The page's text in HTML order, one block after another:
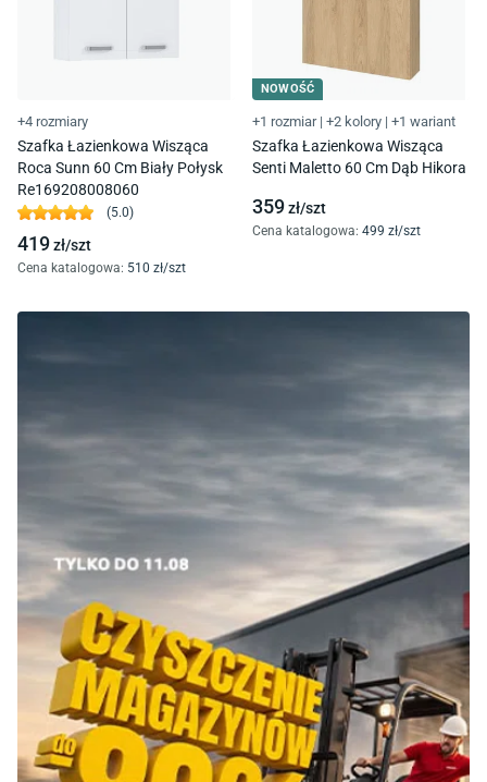
+4 rozmiary
Szafka Łazienkowa Wisząca
Roca Sunn 60 Cm Biały Połysk
Re169208008060
(5.0)
419zł/szt
Cena katalogowa: 510 zł/szt
NOWOŚĆ
+1 rozmiar | +2 kolory | +1 wariant
Szafka Łazienkowa Wisząca
Senti Maletto 60 Cm Dąb Hikora
359zł/szt
Cena katalogowa: 499 zł/szt